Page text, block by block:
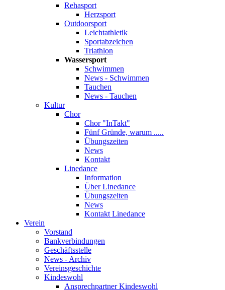
Rehasport
Herzsport
Outdoorsport
Leichtathletik
Sportabzeichen
Triathlon
Wassersport
Schwimmen
News - Schwimmen
Tauchen
News - Tauchen
Kultur
Chor
Chor "InTakt"
Fünf Gründe, warum .....
Übungszeiten
News
Kontakt
Linedance
Information
Über Linedance
Übungszeiten
News
Kontakt Linedance
Verein
Vorstand
Bankverbindungen
Geschäftsstelle
News - Archiv
Vereinsgeschichte
Kindeswohl
Ansprechpartner Kindeswohl